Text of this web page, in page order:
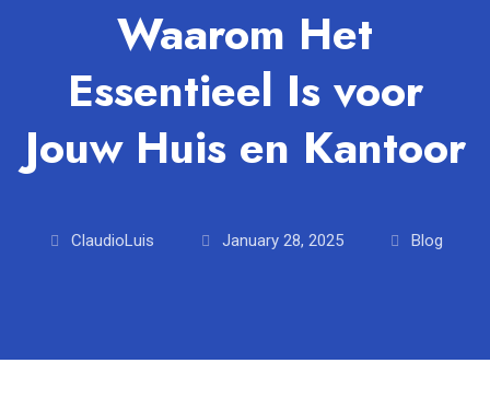
Waarom Het
Essentieel Is voor
Jouw Huis en Kantoor
ClaudioLuis January 28, 2025 Blog